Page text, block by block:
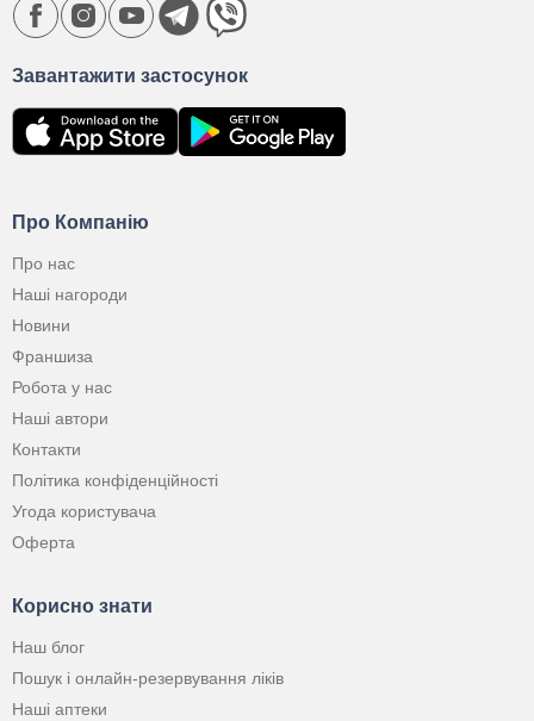
Про Компанію
Про нас
Наші нагороди
Новини
Франшиза
Робота у нас
Наші автори
Контакти
Політика конфіденційності
Угода користувача
Оферта
Корисно знати
Наш блог
Пошук і онлайн-резервування ліків
Наші аптеки
Завантажити застосунок